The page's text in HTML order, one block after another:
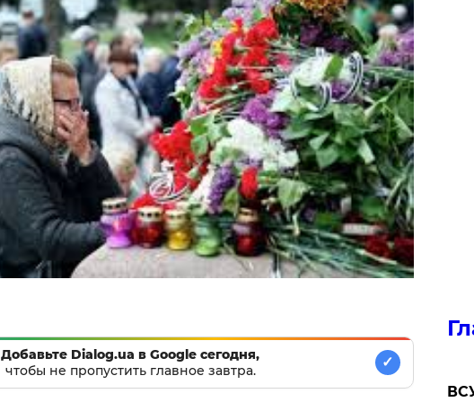
Добавьте Dialog.ua в Google сегодня,
чтобы не пропустить главное завтра.
✓